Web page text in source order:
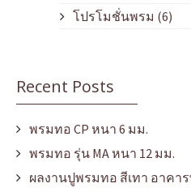
โปรโมชั่นพรม (6)
Recent Posts
พรมทอ CP หนา 6 มม.
พรมทอ รุ่น MA หนา 12 มม.
ผลงานปูพรมทอ สีเทา อาคา